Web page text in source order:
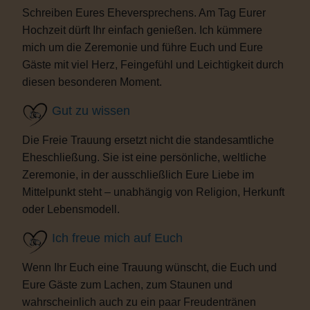
Schreiben Eures Eheversprechens. Am Tag Eurer
Hochzeit dürft Ihr einfach genießen. Ich kümmere
mich um die Zeremonie und führe Euch und Eure
Gäste mit viel Herz, Feingefühl und Leichtigkeit durch
diesen besonderen Moment.
Gut zu wissen
Die Freie Trauung ersetzt nicht die standesamtliche
Eheschließung. Sie ist eine persönliche, weltliche
Zeremonie, in der ausschließlich Eure Liebe im
Mittelpunkt steht – unabhängig von Religion, Herkunft
oder Lebensmodell.
Ich freue mich auf Euch
Wenn Ihr Euch eine Trauung wünscht, die Euch und
Eure Gäste zum Lachen, zum Staunen und
wahrscheinlich auch zu ein paar Freudentränen